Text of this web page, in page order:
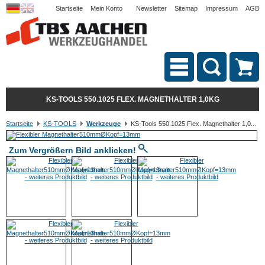
Startseite Mein Konto Newsletter Sitemap Impressum AGB
KS-TOOLS 550.1025 FLEX. MAGNETHALTER 1,0KG
Startseite KS-TOOLS Werkzeuge KS-Tools 550.1025 Flex. Magnethalter 1,0...
Zum Vergrößern Bild anklicken!